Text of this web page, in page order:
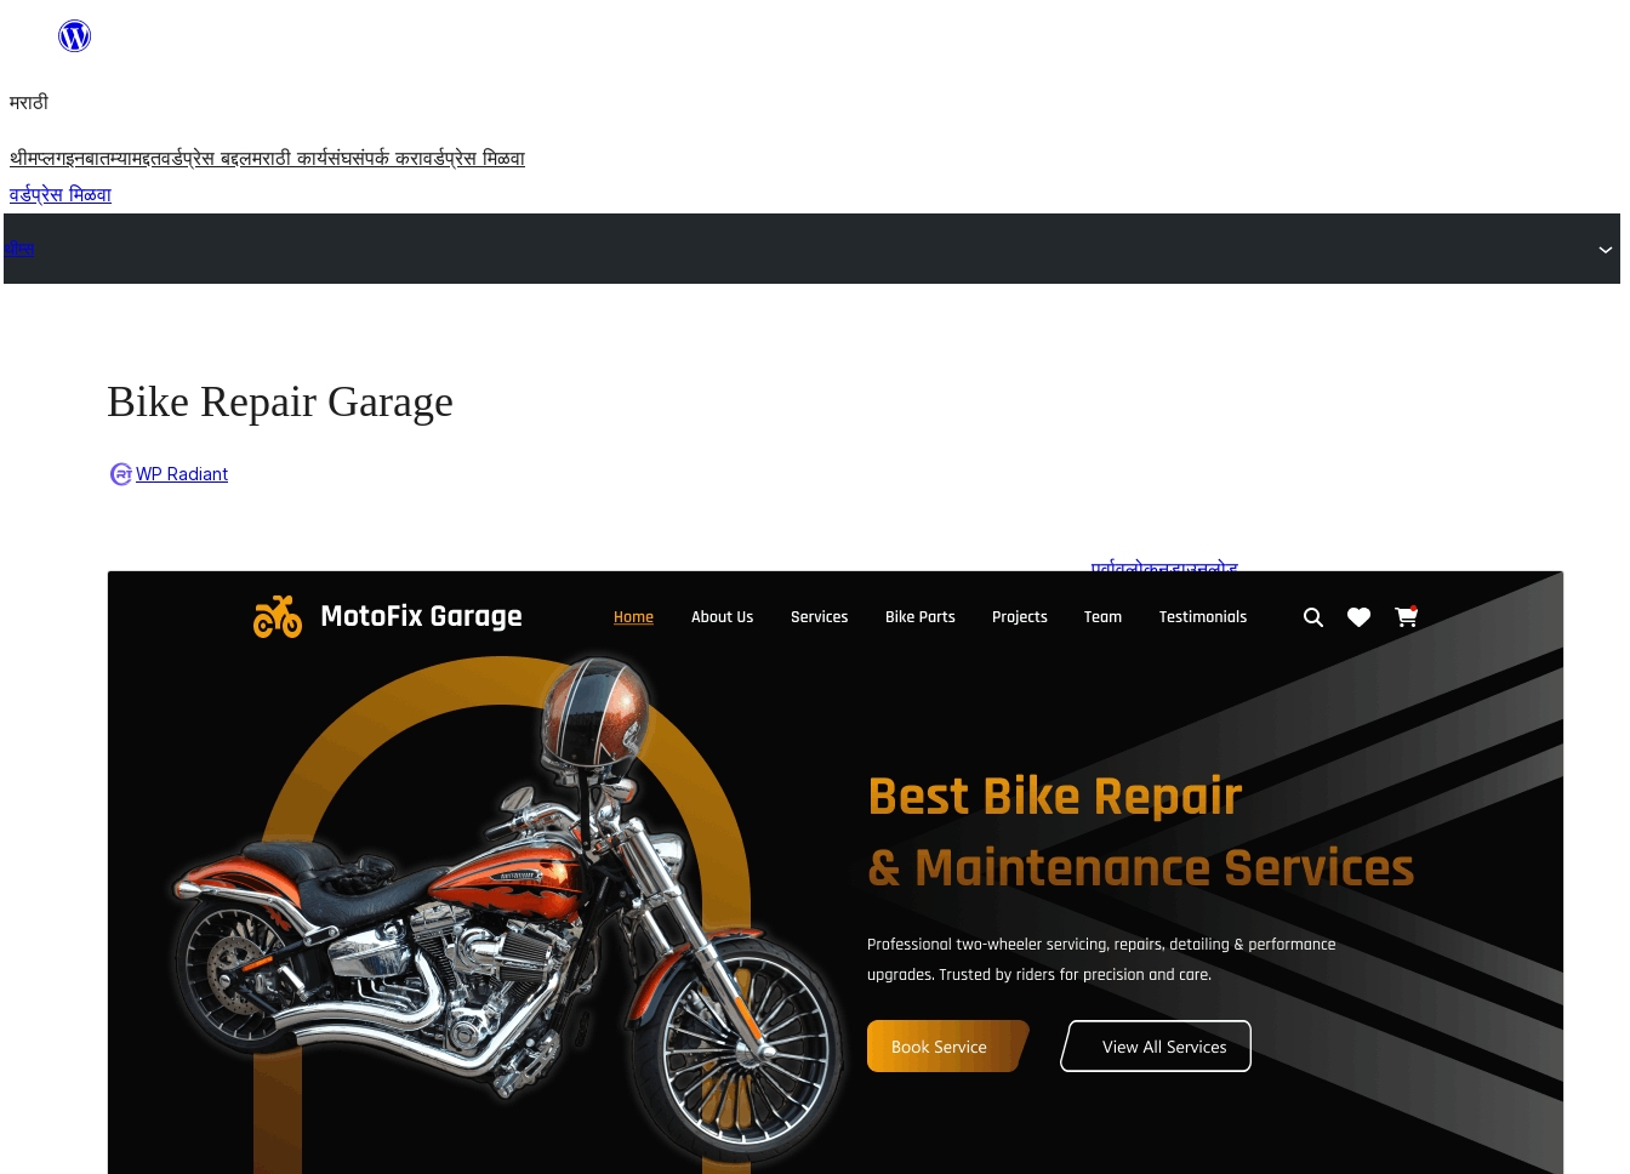
सामुग्रीवर
मराठी
थीमप्लगइनबातम्यामद्दतवर्डप्रेस बद्दलमराठी कार्यसंघसंपर्क करावर्डप्रेस मिळवा
वर्डप्रेस मिळवा
थीम्स
Bike Repair Garage
WP Radiant
पूर्वावलोकनडाउनलोड
आवृत्ती
300+
6.0
PHP आवृत्ती
7.2